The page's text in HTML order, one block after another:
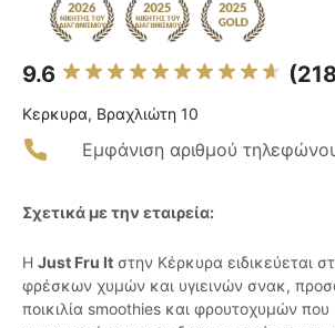
9.6
Κερκυρα, Βραχλιώτη 10
Εμφάνιση αριθμού
Σχετικά με την εταιρεία:
Η Just Fru It στην Κέρκυρα ειδικεύεται
φρέσκων χυμών και υγιεινών σνακ,
ποικιλία smoothies και φρουτοχυμών που